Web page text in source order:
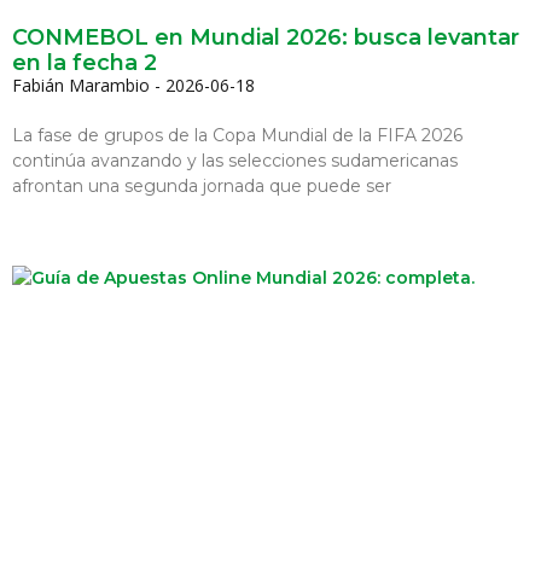
CONMEBOL en Mundial 2026: busca levantar
en la fecha 2
Fabián Marambio 2026-06-18
La fase de grupos de la Copa Mundial de la FIFA 2026
continúa avanzando y las selecciones sudamericanas
afrontan una segunda jornada que puede ser